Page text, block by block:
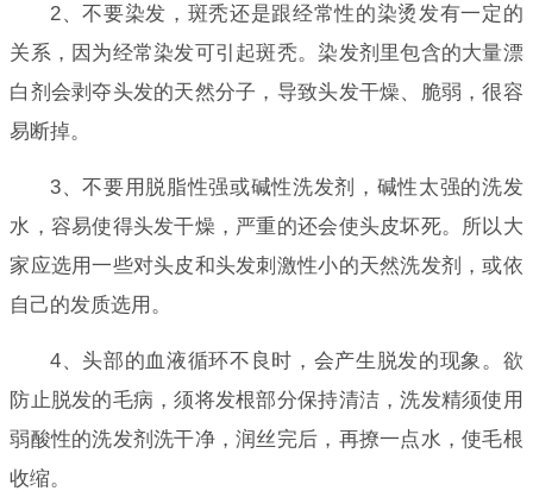
2、不要染发，斑秃还是跟经常性的染烫发有一定的
关系，因为经常染发可引起斑秃。染发剂里包含的大量漂
白剂会剥夺头发的天然分子，导致头发干燥、脆弱，很容
易断掉。
3、不要用脱脂性强或碱性洗发剂，碱性太强的洗发
水，容易使得头发干燥，严重的还会使头皮坏死。所以大
家应选用一些对头皮和头发刺激性小的天然洗发剂，或依
自己的发质选用。
4、头部的血液循环不良时，会产生脱发的现象。欲
防止脱发的毛病，须将发根部分保持清洁，洗发精须使用
弱酸性的洗发剂洗干净，润丝完后，再撩一点水，使毛根
收缩。